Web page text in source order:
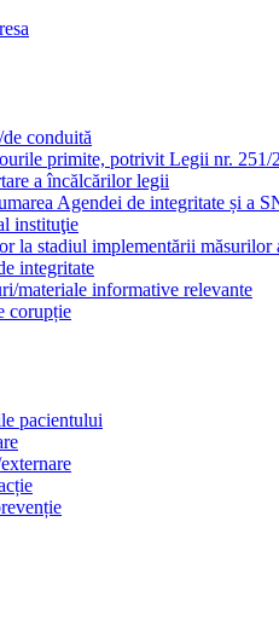
conduită
primite, potrivit Legii nr. 251/
a încălcărilor legii
Agendei de integritate și a
instituţie
la stadiul implementării măsurilor
integritate
materiale informative relevante
corupție
pacientului